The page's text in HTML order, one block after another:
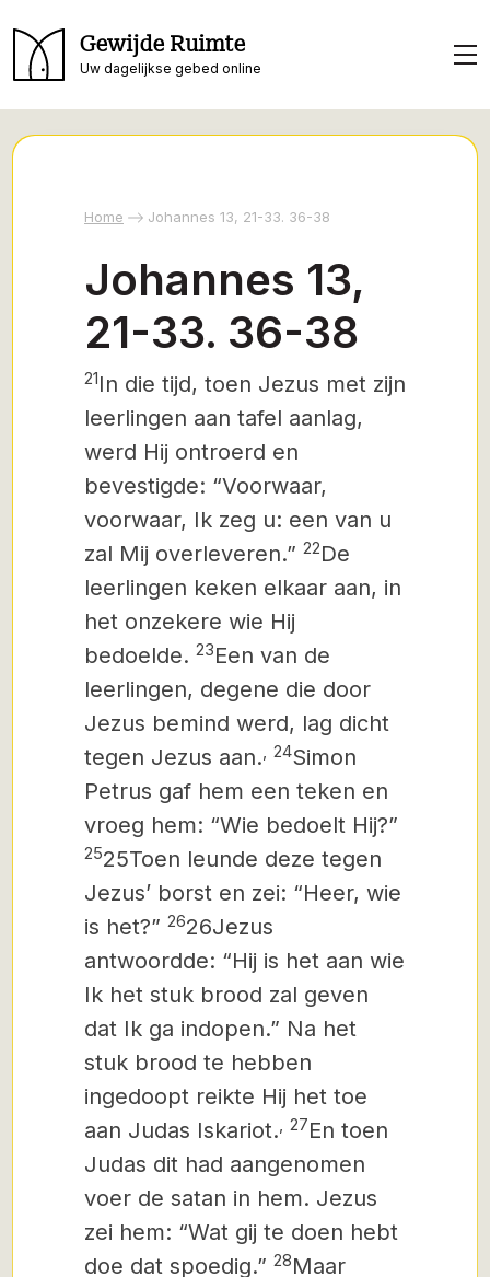
Gewijde Ruimte
Uw dagelijkse gebed online
Home Johannes 13, 21-33. 36-38
Johannes 13,
21-33. 36-38
21In die tijd, toen Jezus met zijn
leerlingen aan tafel aanlag,
werd Hij ontroerd en
bevestigde: “Voorwaar,
voorwaar, Ik zeg u: een van u
zal Mij overleveren.” 22De
leerlingen keken elkaar aan, in
het onzekere wie Hij
bedoelde. 23Een van de
leerlingen, degene die door
Jezus bemind werd, lag dicht
tegen Jezus aan. 24Simon
Petrus gaf hem een teken en
vroeg hem: “Wie bedoelt Hij?”
2525Toen leunde deze tegen
Jezus’ borst en zei: “Heer, wie
is het?” 2626Jezus
antwoordde: “Hij is het aan wie
Ik het stuk brood zal geven
dat Ik ga indopen.” Na het
stuk brood te hebben
ingedoopt reikte Hij het toe
aan Judas Iskariot. 27En toen
Judas dit had aangenomen
voer de satan in hem. Jezus
zei hem: “Wat gij te doen hebt
doe dat spoedig.” 28Maar